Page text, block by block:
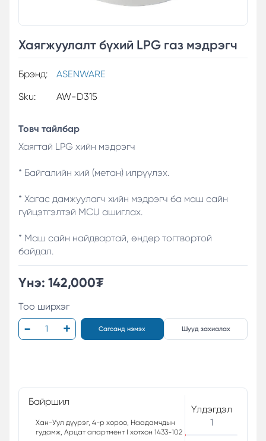
Хаягжуулалт бүхий LPG газ мэдрэгч
Брэнд:
ASENWARE
Sku:
AW-D315
Товч тайлбар
Хаягтай LPG хийн мэдрэгч
* Байгалийн хий (метан) илрүүлэх.
* Хагас дамжуулагч хийн мэдрэгч ба маш сайн
гүйцэтгэлтэй MCU ашиглах.
* Маш сайн найдвартай, өндөр тогтвортой
байдал.
Үнэ: 142,000₮
Тоо ширхэг
Сагсанд нэмэх Шууд захиалах
Байршил
Хан-Уул дүүрэг, 4-р хороо, Наадамчдын
гудамж, Арцат апартмент I хотхон 1433-102
Үлдэгдэл
1